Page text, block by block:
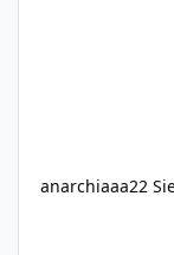
anarchiaaa22